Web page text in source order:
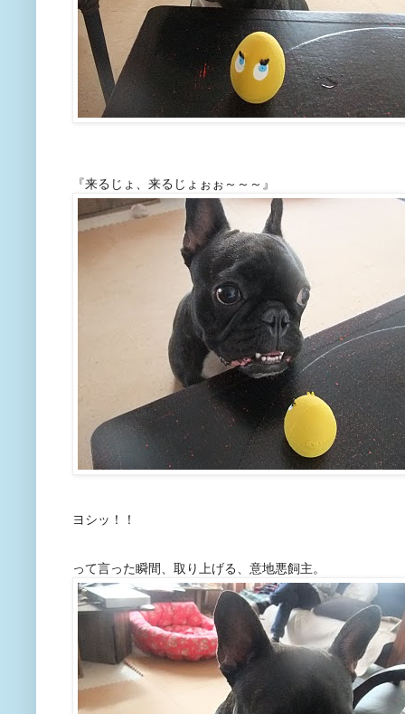
『来るじょ、来るじょぉぉ～～～』
ヨシッ！！
って言った瞬間、取り上げる、意地悪飼主。